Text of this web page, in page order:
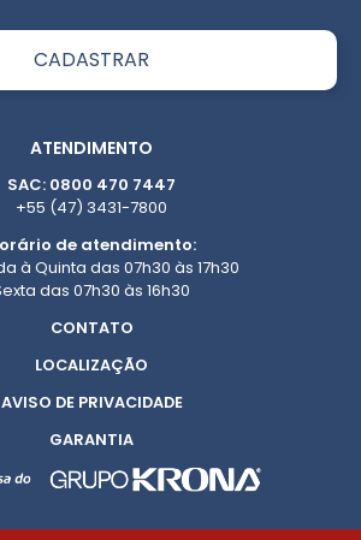
ATENDIMENTO
SAC: 0800 470 7447
+55 (47) 3431-7800
de atendimento:
à Quinta das 07h30 às 17h30
das 07h30 às 16h30
CONTATO
LOCALIZAÇÃO
AVISO DE PRIVACIDADE
GARANTIA